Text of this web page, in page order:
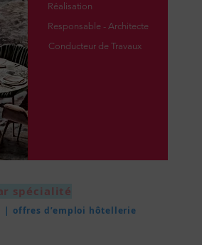
Réalisation
Responsable - Architecte
Conducteur de Travaux
spécialité
| offres d’emploi hôtellerie